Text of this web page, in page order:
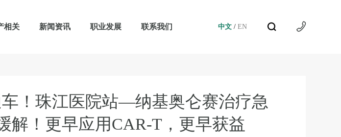
中文 / EN
相关 新闻资讯 职业发展 联系我们 中文 / EN
！珠江医院站—纳基奥仑赛治疗急
解！更早应用CAR-T，更早获益